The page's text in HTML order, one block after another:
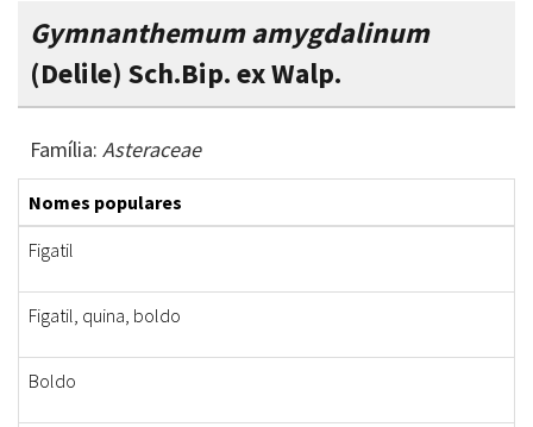
Gymnanthemum amygdalinum
(Delile) Sch.Bip. ex Walp.
Família: Asteraceae
Nomes populares
Figatil
Figatil, quina, boldo
Boldo